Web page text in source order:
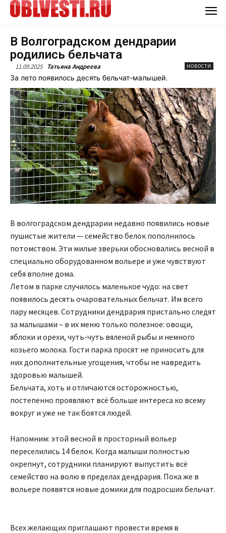
В Волгоградском дендрарии
родились бельчата
11.09.2025 Татьяна Андреева НОВОСТИ
За лето появилось десять бельчат-малышей.
В волгоградском дендрарии недавно появились новые
пушистые жители — семейство белок пополнилось
потомством. Эти милые зверьки обосновались весной в
специально оборудованном вольере и уже чувствуют
себя вполне дома.
Летом в парке случилось маленькое чудо: на свет
появилось десять очаровательных бельчат. Им всего
пару месяцев. Сотрудники дендрария пристально следят
за малышами – в их меню только полезное: овощи,
яблоки и орехи, чуть-чуть вяленой рыбы и немного
козьего молока. Гости парка просят не приносить для
них дополнительные угощения, чтобы не навредить
здоровью малышей.
Бельчата, хоть и отличаются осторожностью,
постепенно проявляют всё больше интереса ко всему
вокруг и уже не так боятся людей.
Напомним: этой весной в просторный вольер
переселились 14 белок. Когда малыши полностью
окрепнут, сотрудники планируют выпустить всё
семейство на волю в пределах дендрария. Пока же в
вольере появятся новые домики для подросших бельчат.
Всех желающих приглашают провести время в